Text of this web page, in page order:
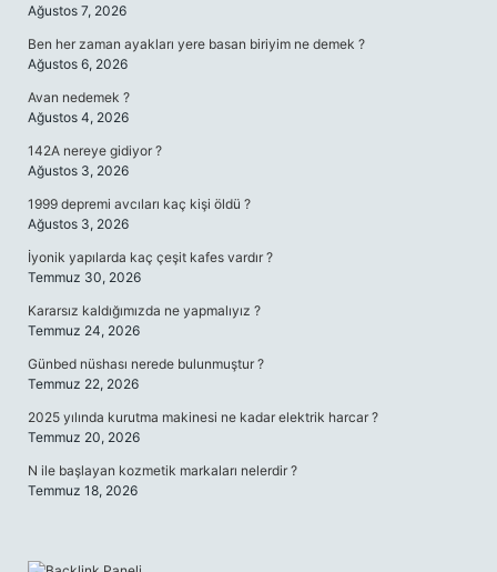
Ağustos 7, 2026
Ben her zaman ayakları yere basan biriyim ne demek ?
Ağustos 6, 2026
Avan nedemek ?
Ağustos 4, 2026
142A nereye gidiyor ?
Ağustos 3, 2026
1999 depremi avcıları kaç kişi öldü ?
Ağustos 3, 2026
İyonik yapılarda kaç çeşit kafes vardır ?
Temmuz 30, 2026
Kararsız kaldığımızda ne yapmalıyız ?
Temmuz 24, 2026
Günbed nüshası nerede bulunmuştur ?
Temmuz 22, 2026
2025 yılında kurutma makinesi ne kadar elektrik harcar ?
Temmuz 20, 2026
N ile başlayan kozmetik markaları nelerdir ?
Temmuz 18, 2026